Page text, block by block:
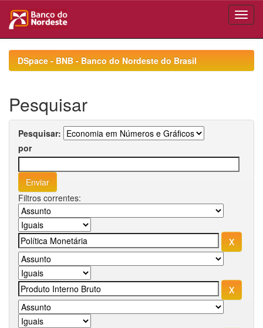
navigationDSpace - BNB - Banco do Nordeste do Brasil
Pesquisar
Pesquisar:
por
Filtros correntes: